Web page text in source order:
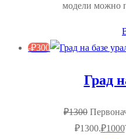
модели можно
-₽300
Град
₽1300
₽1300.₽1000